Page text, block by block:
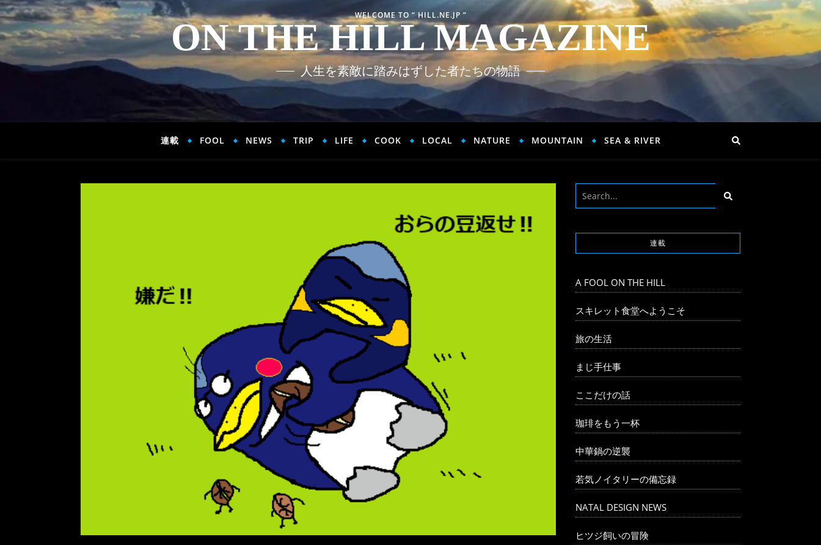
WELCOME TO “ HILL.NE.JP ”
ON THE HILL MAGAZINE
人生を素敵に踏みはずした者たちの物語
連載 FOOL NEWS TRIP LIFE COOK LOCAL NATURE MOUNTAIN SEA & RIVER
連載
A FOOL ON THE HILL
スキレット食堂へようこそ
旅の生活
まじ手仕事
ここだけの話
珈琲をもう一杯
中華鍋の逆襲
若気ノイタリーの備忘録
NATAL DESIGN NEWS
ヒツジ飼いの冒険